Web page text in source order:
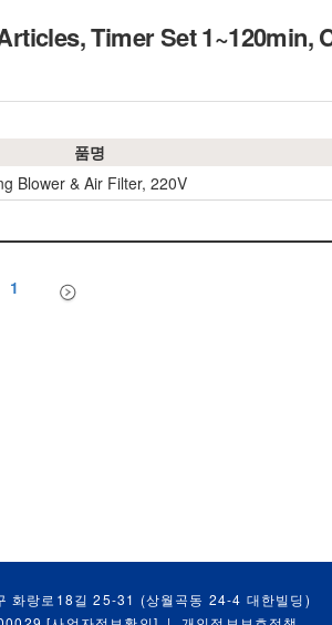
Timer Set 1~120min,
품명
Blower & Air Filter, 220V
1
화랑로18길 25-31 (상월곡동 24-4 대한빌딩)